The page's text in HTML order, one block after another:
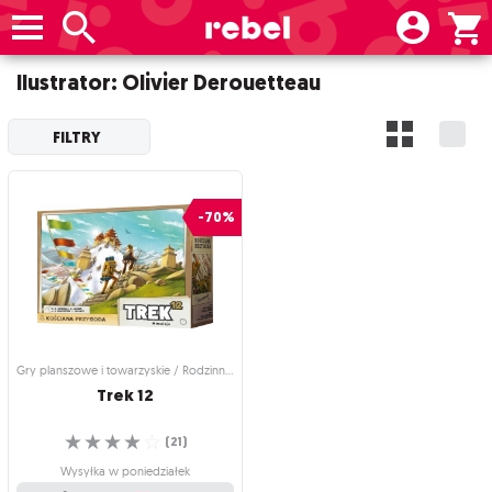
Ilustrator: Olivier Derouetteau
FILTRY
-70%
Gry planszowe i towarzyskie / Rodzinne gry planszowe
Trek12
☆
☆
☆
☆ (21)
Wysyłka w poniedziałek